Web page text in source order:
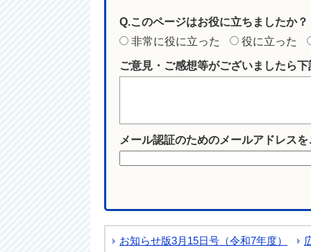
Q.このページはお役に立ちましたか？
非常に役に立った
役に立った
ご意見・ご感想等がございましたら
メール認証のためのメールアドレス
お知らせ版3月15日号（令和7年度）